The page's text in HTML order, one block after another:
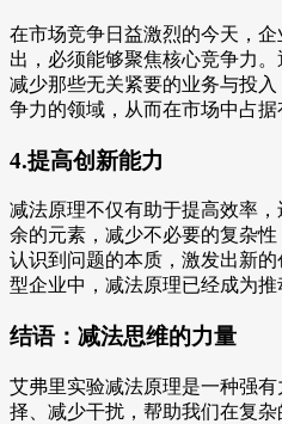
在市场竞争日益激烈的今天，
出，必须能够聚焦核心竞争力
减少那些无关紧要的业务与投
争力的领域，从而在市场中占据
4.提高创新能力
减法原理不仅有助于提高效率
余的元素，减少不必要的复杂
认识到问题的本质，激发出新
型企业中，减法原理已经成为推
结语：减法思维的力量
艾弗里实验减法原理是一种强
择、减少干扰，帮助我们在复